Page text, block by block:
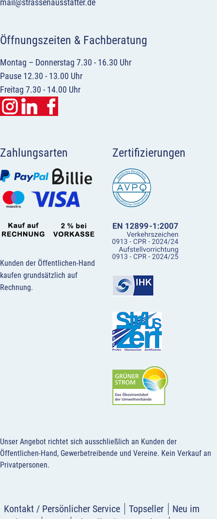
mail@strassenausstatter.de
Öffnungszeiten & Fachberatung
Montag – Donnerstag 7.30 - 16.30 Uhr
Pause 12.30 - 13.00 Uhr
Freitag 7.30 - 14.00 Uhr
Zahlungsarten
Kunden der Öffentlichen-Hand
kaufen grundsätzlich auf
Rechnung.
Zertifizierungen
Unser Angebot richtet sich ausschließlich an Kunden der
Öffentlichen-Hand, Gewerbetreibende und Vereine. Kein Verkauf an
Privatpersonen.
Kontakt / Persönlicher Service Topseller
Neu im